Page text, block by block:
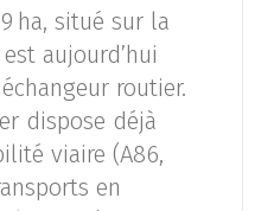
ha, situé sur la
aujourd’hui
routier.
dispose déjà
viaire (A86,
en